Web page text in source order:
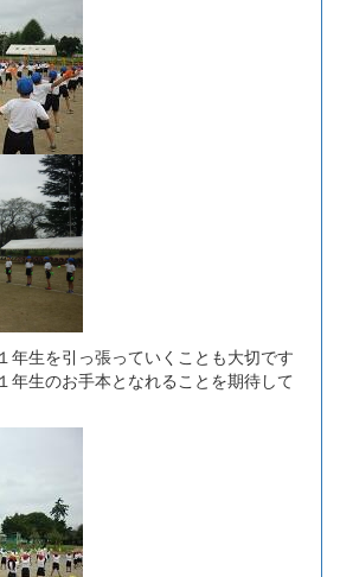
年生を引っ張っていくことも大切です
年生のお手本となれることを期待して